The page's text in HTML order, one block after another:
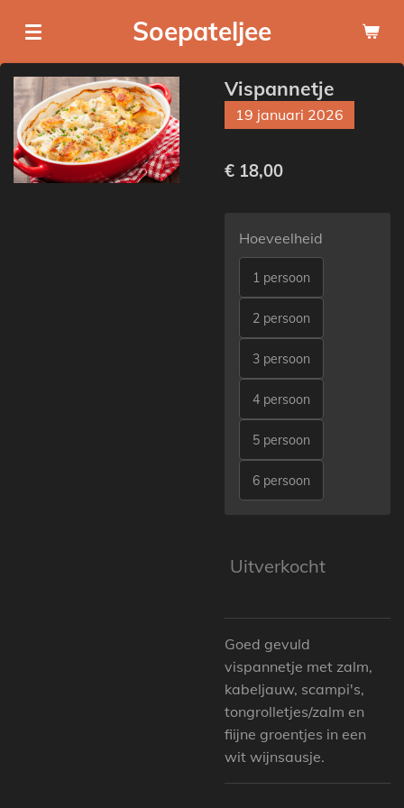
direct
naar
de
hoofdinhoud
Soepateljee
Vispannetje
19 januari 2026
€ 18,00
Hoeveelheid
1 persoon
2 persoon
3 persoon
4 persoon
5 persoon
6 persoon
Uitverkocht
Goed gevuld
vispannetje met zalm,
kabeljauw, scampi's,
tongrolletjes/zalm en
fiijne groentjes in een
wit wijnsausje.